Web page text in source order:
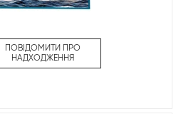
ПОВІДОМИТИ ПРО
НАДХОДЖЕННЯ